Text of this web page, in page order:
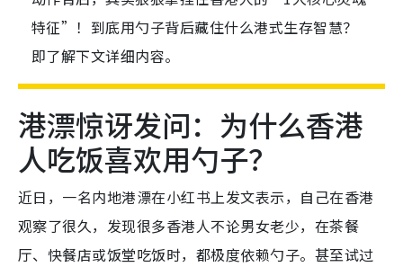
特征”！到底用勺子背后藏住什么港式生存智慧？
即了解下文详细内容。
港漂惊讶发问：为什么香港
人吃饭喜欢用勺子？
近日，一名内地港漂在小红书上发文表示，自己在香港
观察了很久，发现很多香港人不论男女老少，在茶餐
厅、快餐店或饭堂吃饭时，都极度依赖勺子。甚至试过